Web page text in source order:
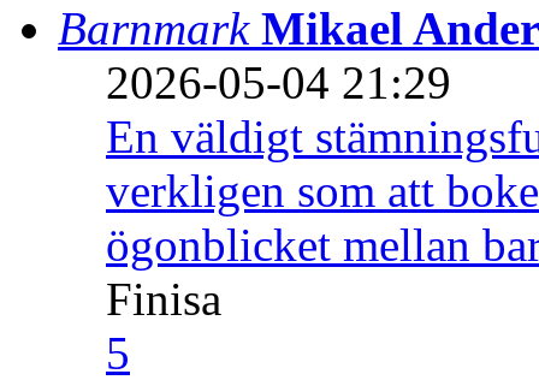
Barnmark Mikael
2026-05-04 21:29
En väldigt
verkligen som att
ögonblicket mellan
Finisa
5